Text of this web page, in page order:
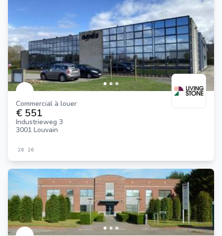
Commercial à louer
€ 551
Industrieweg 3
3001 Louvain
26 26